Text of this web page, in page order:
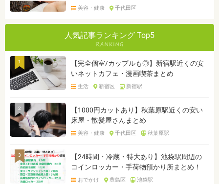
美容・健康 千代田区
人気記事ランキング Top5
1
【完全個室/カップルも◎】新宿駅近くの安
いネットカフェ・漫画喫茶まとめ
生活 新宿区 新宿駅
2
【1000円カットあり】秋葉原駅近くの安い
床屋・散髪屋さんまとめ
美容・健康 千代田区 秋葉原駅
3
【24時間・冷蔵・特大あり】池袋駅周辺の
コインロッカー・手荷物預かり所まとめ！
おでかけ 豊島区 池袋駅